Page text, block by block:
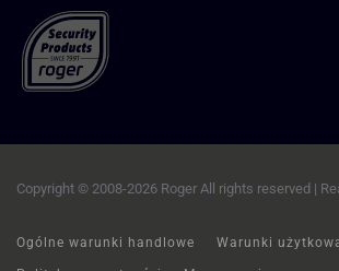
Copyright © 2008-2026 Roger All rights reserved |
Ogólne warunki handlowe Warunki